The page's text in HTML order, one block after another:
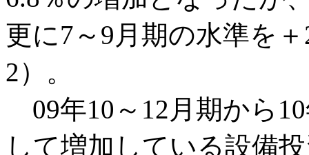
更に7～9月期の水準を
2）。
09年10～12月期から
して増加している設備